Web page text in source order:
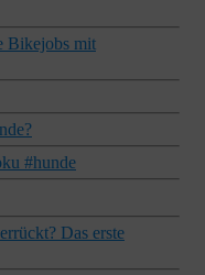
Bikejobs mit
#hunde
Das erste